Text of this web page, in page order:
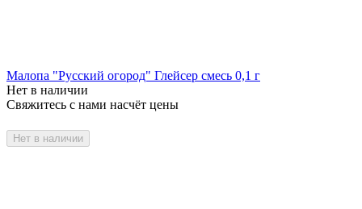
Малопа "Русский огород" Глейсер смесь 0,1 г
Нет в наличии
Свяжитесь с нами насчёт цены
Нет в наличии